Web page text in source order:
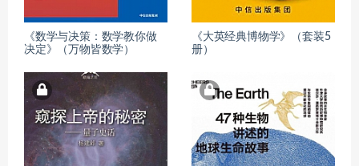
《数学与决策：数学教你做
决定》（万物皆数学）
《大英经典博物学》（套装5
册）